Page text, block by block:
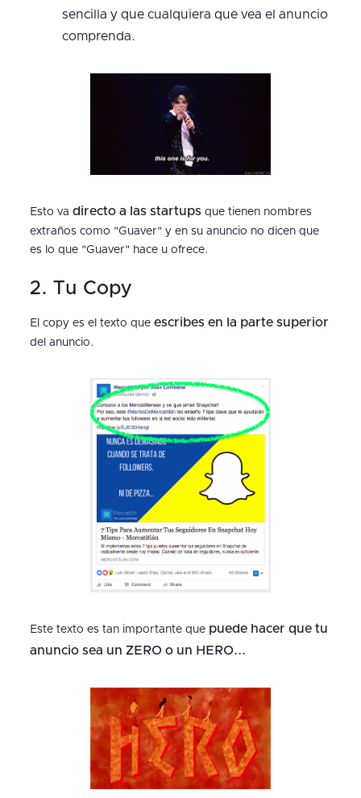
sencilla y que cualquiera que vea el anuncio
comprenda.
Esto va directo a las startups que tienen nombres
extraños como "Guaver" y en su anuncio no dicen que
es lo que "Guaver" hace u ofrece.
2. Tu Copy
El copy es el texto queescribes en la parte superior
del anuncio.
Este texto es tan importante que puede hacer que tu
anuncio sea un ZERO o un HERO...